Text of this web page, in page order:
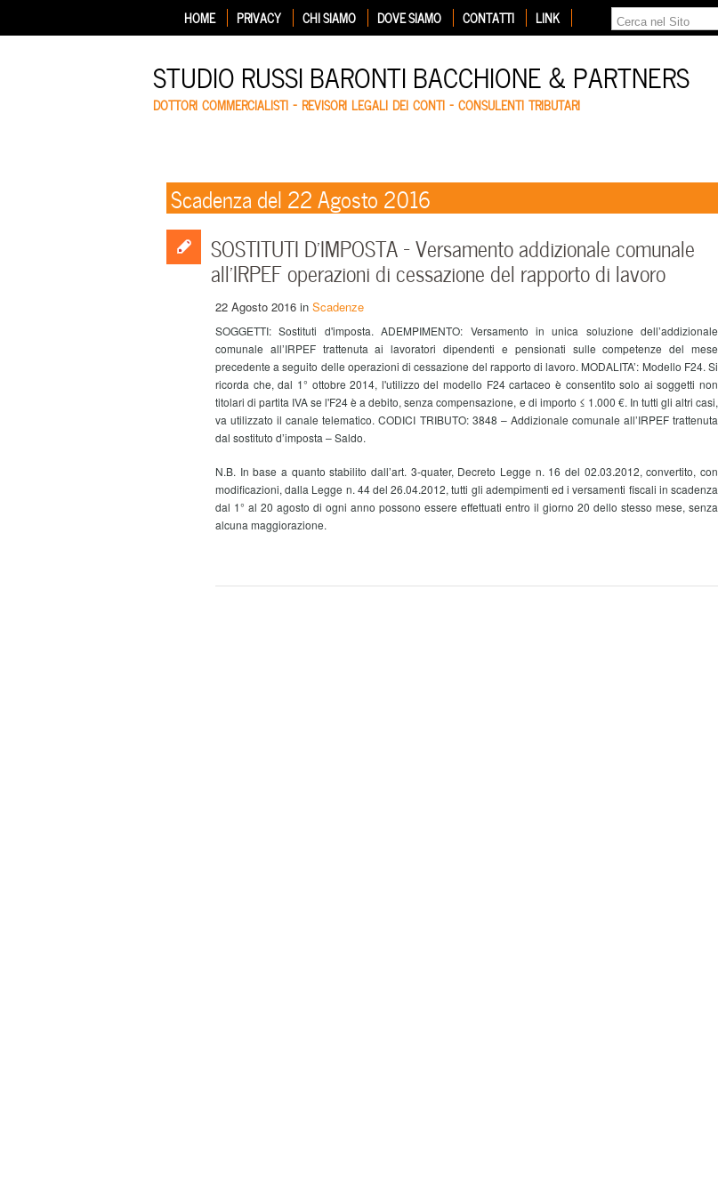
HOME PRIVACY CHI SIAMO DOVE SIAMO CONTATTI LINK
STUDIO RUSSI BARONTI BACCHIONE & PARTNERS
DOTTORI COMMERCIALISTI – REVISORI LEGALI DEI CONTI – CONSULENTI TRIBUTARI
Scadenza del 22 Agosto 2016
SOSTITUTI D’IMPOSTA – Versamento addizionale comunale
all’IRPEF operazioni di cessazione del rapporto di lavoro
22 Agosto 2016 in Scadenze
SOGGETTI: Sostituti d'imposta. ADEMPIMENTO: Versamento in unica soluzione dell’addizionale
comunale all’IRPEF trattenuta ai lavoratori dipendenti e pensionati sulle competenze del mese
precedente a seguito delle operazioni di cessazione del rapporto di lavoro. MODALITA’: Modello F24. Si
ricorda che, dal 1° ottobre 2014, l'utilizzo del modello F24 cartaceo è consentito solo ai soggetti non
titolari di partita IVA se l'F24 è a debito, senza compensazione, e di importo ≤ 1.000 €. In tutti gli altri casi,
va utilizzato il canale telematico. CODICI TRIBUTO: 3848 – Addizionale comunale all’IRPEF trattenuta
dal sostituto d’imposta – Saldo.
N.B. In base a quanto stabilito dall’art. 3-quater, Decreto Legge n. 16 del 02.03.2012, convertito, con
modificazioni, dalla Legge n. 44 del 26.04.2012, tutti gli adempimenti ed i versamenti fiscali in scadenza
dal 1° al 20 agosto di ogni anno possono essere effettuati entro il giorno 20 dello stesso mese, senza
alcuna maggiorazione.